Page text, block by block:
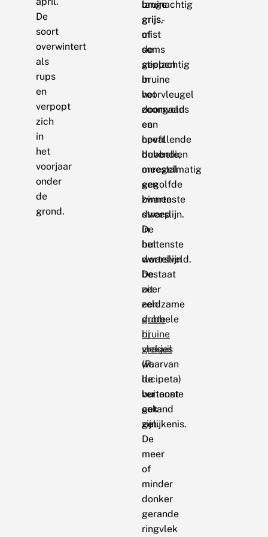
De
soort
overwintert
als
rups
en
verpopt
zich
in
het
voorjaar
onder
de
grond.
lange
grijs-
of
soms
geelachtig
bruine
voorvleugel
doorgaans
een
opvallende
dubbele,
onregelmatig
gegolfde
binnenste
dwarslijn.
De
buitenste
dwarslijn
bestaat
uit
een
dubbele
rij
vlekjes
waarvan
de
buitenste
getand
zijn.
De
meer
of
minder
donker
gerande
ringvlek
bruinachtig
grijs,
mist
de
stippen
in
het
zoomveld
en
heeft
bovendien
meestal
een
zwarte
streep
in
het
wortelveld.
De
zeer
zeldzame
grote
bruine
grasuil
(R.
lucipeta)
vertoont
ook
gelijkenis.